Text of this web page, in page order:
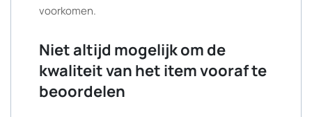
voorkomen.
Niet altijd mogelijk om de
kwaliteit van het item vooraf te
beoordelen